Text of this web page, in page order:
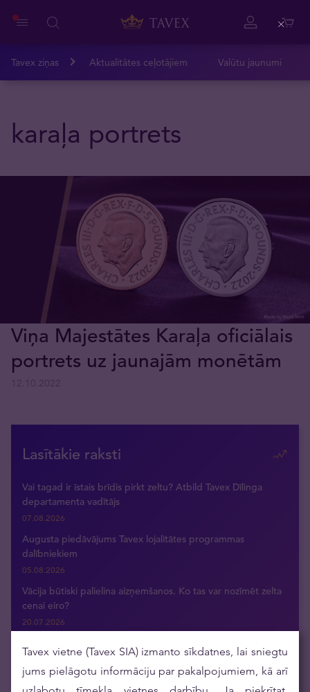
Tavex ziņas Aktualitātes ceļotājiem Valūtu jaunumi
karaļa portrets
Viņa Majestātes Karaļa oficiālais
portrets uz jaunajām monētām
Lasītākie raksti
Vai tagad ir īstais brīdis pirkt zeltu? Atbild Tavex Dīlinga
departamenta vadītājs
07.08.2026
Augusta piedāvājums Tavex lojalitātes programmas
dalībniekiem
05.08.2026
Vācija būtiski palielina aizņemšanos. Ko tas var nozīmēt zelta
cenai eiro?
20.07.2026
savu investīciju dārgmetālu stieņu dizainu
16.07.2026
Tavex vietne (Tavex SIA) izmanto sīkdatnes, lai sniegtu
jums pielāgotu informāciju par pakalpojumiem, kā arī
Close